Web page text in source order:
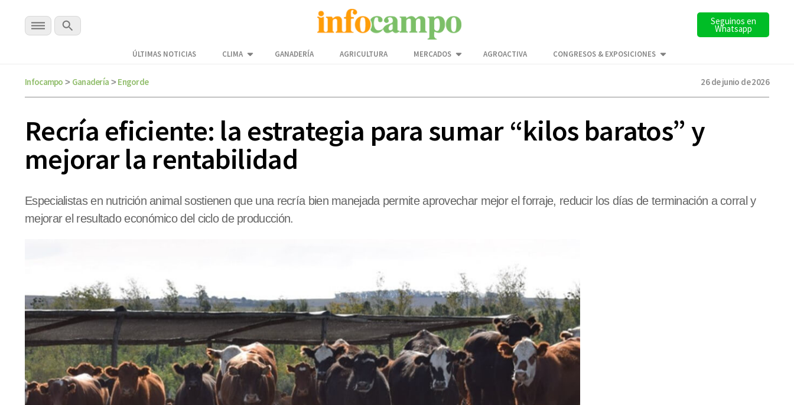
Seguinos en
Whatsapp
ÚLTIMAS NOTICIAS CLIMA GANADERÍA AGRICULTURA MERCADOS AGROACTIVA CONGRESOS & EXPOSICIONES
Infocampo > Ganadería > Engorde 26 de junio de 2026
Recría eficiente: la estrategia para sumar “kilos baratos” y
mejorar la rentabilidad
Especialistas en nutrición animal sostienen que una recría bien manejada permite aprovechar mejor el forraje, reducir los días de terminación a corral y
mejorar el resultado económico del ciclo de producción.